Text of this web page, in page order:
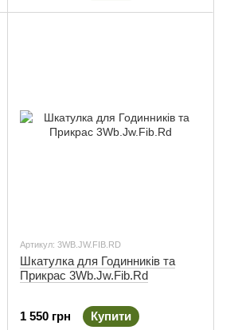
Артикул: 3WB.JW.FIB.RD
Шкатулка для Годинників та
Прикрас 3Wb.Jw.Fib.Rd
1 550 грн Купити